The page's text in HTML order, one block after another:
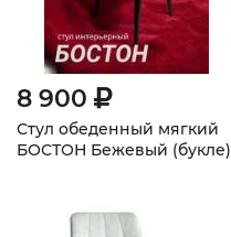
8 900
Стул обеденный мягкий
БОСТОН Бежевый (букле)